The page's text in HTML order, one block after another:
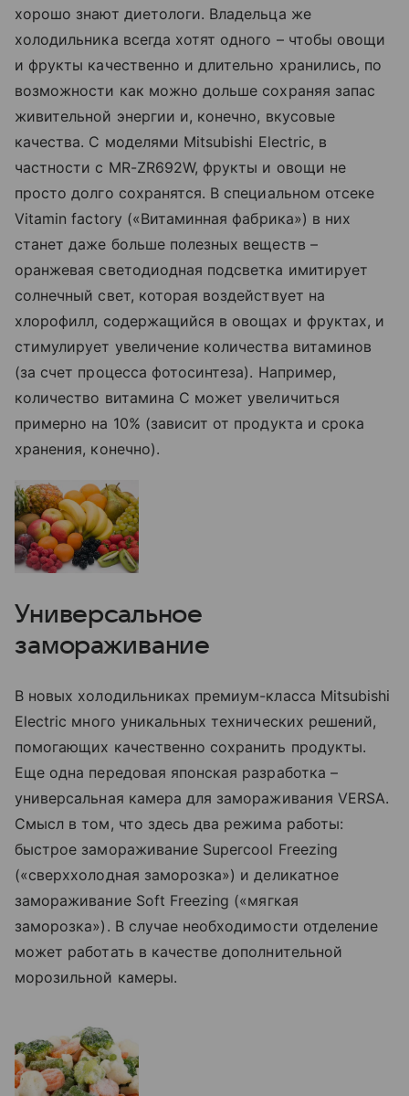
хорошо знают диетологи. Владельца же
холодильника всегда хотят одного – чтобы овощи
и фрукты качественно и длительно хранились, по
возможности как можно дольше сохраняя запас
живительной энергии и, конечно, вкусовые
качества. С моделями Mitsubishi Electric, в
частности с MR-ZR692W, фрукты и овощи не
просто долго сохранятся. В специальном отсеке
Vitamin factory («Витаминная фабрика») в них
станет даже больше полезных веществ –
оранжевая светодиодная подсветка имитирует
солнечный свет, которая воздействует на
хлорофилл, содержащийся в овощах и фруктах, и
стимулирует увеличение количества витаминов
(за счет процесса фотосинтеза). Например,
количество витамина С может увеличиться
примерно на 10% (зависит от продукта и срока
хранения, конечно).
Универсальное
замораживание
В новых холодильниках премиум-класса Mitsubishi
Electric много уникальных технических решений,
помогающих качественно сохранить продукты.
Еще одна передовая японская разработка –
универсальная камера для замораживания VERSA.
Смысл в том, что здесь два режима работы:
быстрое замораживание Supercool Freezing
(«сверххолодная заморозка») и деликатное
замораживание Soft Freezing («мягкая
заморозка»). В случае необходимости отделение
может работать в качестве дополнительной
морозильной камеры.